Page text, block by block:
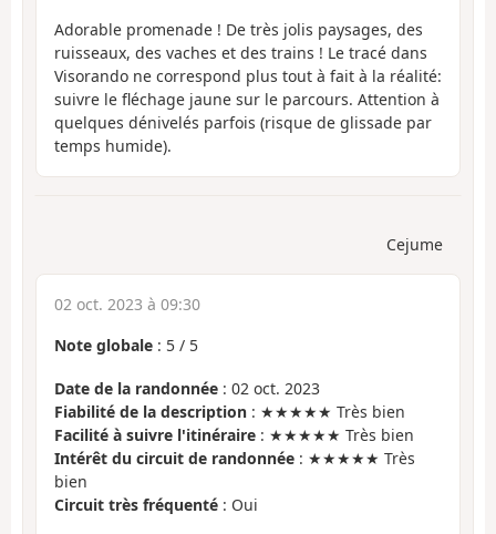
Adorable promenade ! De très jolis paysages, des
ruisseaux, des vaches et des trains ! Le tracé dans
Visorando ne correspond plus tout à fait à la réalité:
suivre le fléchage jaune sur le parcours. Attention à
quelques dénivelés parfois (risque de glissade par
temps humide).
Cejume
02 oct. 2023 à 09:30
Note globale : 5 / 5
Date de la randonnée : 02 oct. 2023
Fiabilité de la description : ★★★★★ Très bien
Facilité à suivre l'itinéraire : ★★★★★ Très bien
Intérêt du circuit de randonnée : ★★★★★ Très
bien
Circuit très fréquenté : Oui